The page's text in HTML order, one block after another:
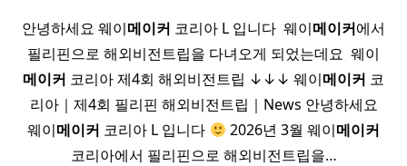
안녕하세요 웨이메이커 코리아 L 입니다 ​ 웨이메이커에서
필리핀으로 해외비전트립을 다녀오게 되었는데요 ​ 웨이
메이커 코리아 제4회 해외비전트립 ↓↓↓ 웨이메이커 코
리아｜제4회 필리핀 해외비전트립｜News 안녕하세요
웨이메이커 코리아 L 입니다 2026년 3월 웨이메이커
코리아에서 필리핀으로 해외비전트립을…